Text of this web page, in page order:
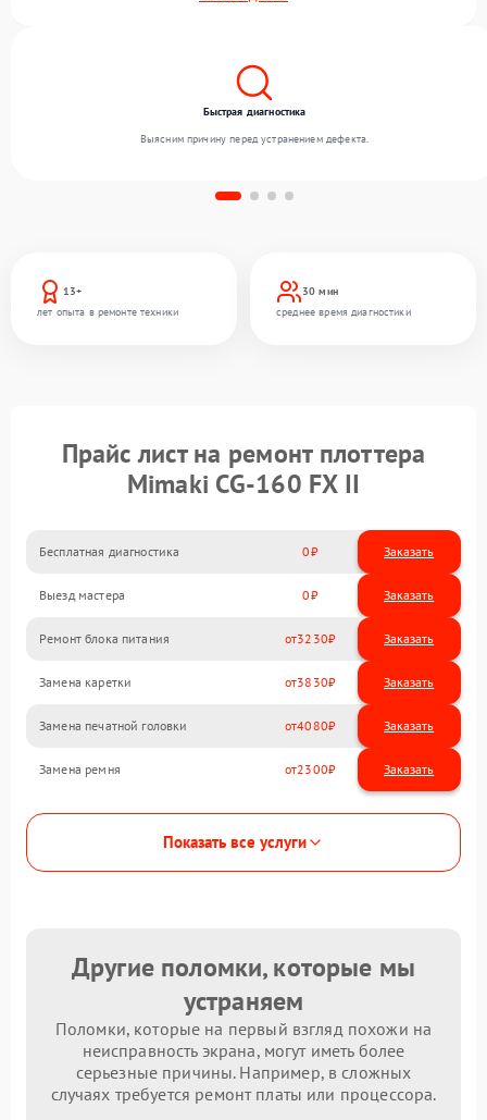
13+
лет опыта в ремонте техники
30 мин
среднее время диагностики
Быстрая диагностика
Выясним причину перед устранением дефекта.
Прайс лист на ремонт плоттера
Mimaki CG-160 FX II
Бесплатная диагностика 0 Заказать
Выезд мастера 0 Заказать
Ремонт блока питания 3230
Замена каретки 3830
Замена печатной головки 4080
Замена ремня 2300
Показать все услуги
Другие поломки, которые мы
устраняем
Поломки, которые на первый взгляд похожи на
неисправность экрана, могут иметь более
серьезные причины. Например, в сложных
случаях требуется ремонт платы или процессора.